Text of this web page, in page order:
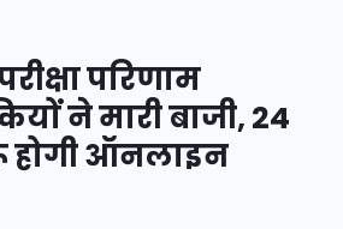
परिणाम
ने मारी बाजी, 24
होगी ऑनलाइन